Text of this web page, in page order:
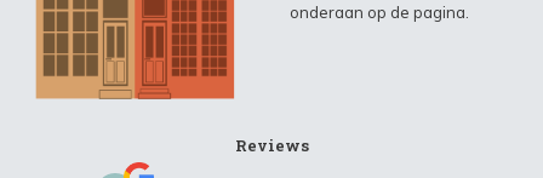
onderaan op de pagina.
Reviews